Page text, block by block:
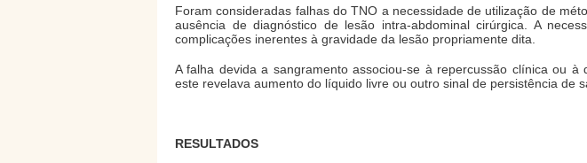
Foram consideradas falhas do TNO a necessidade de utilização de
ausência de diagnóstico de lesão intra-abdominal cirúrgica. A
complicações inerentes à gravidade da lesão propriamente dita.
A falha devida a sangramento associou-se à repercussão clínica ou
este revelava aumento do líquido livre ou outro sinal de persistência de
RESULTADOS